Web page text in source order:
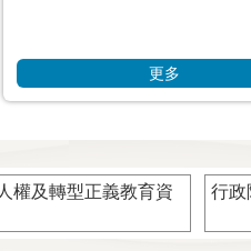
更多
權及轉型正義教育資